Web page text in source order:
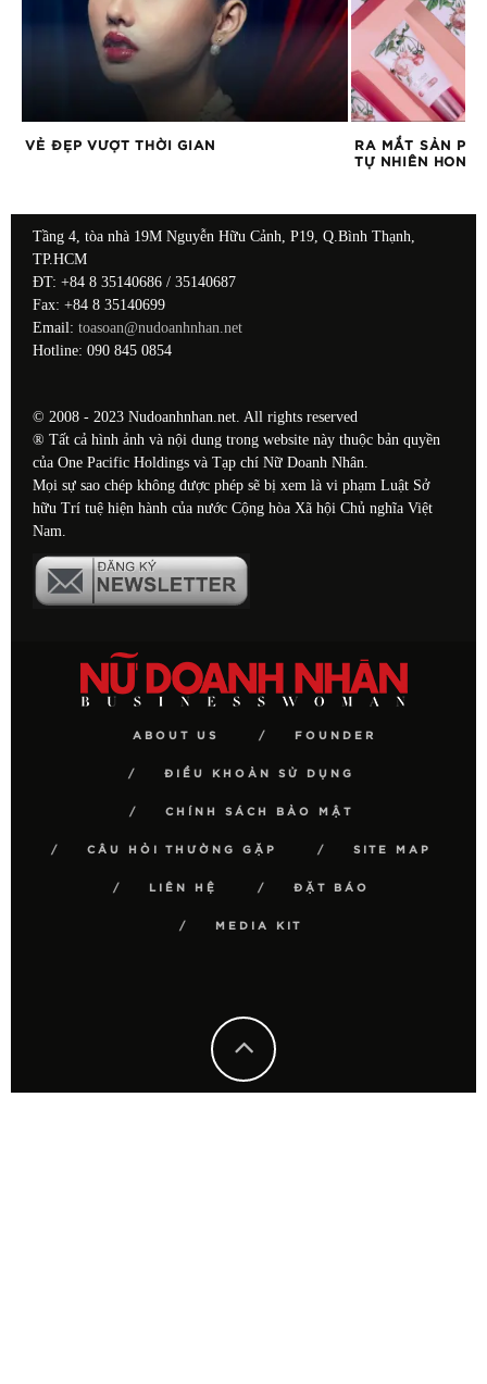
VẺ ĐẸP VƯỢT THỜI GIAN
RA MẮT SẢN
TỰ NHIÊN
Tầng 4, tòa nhà 19M Nguyễn Hữu Cảnh, P19, Q.Bình Thạnh,
TP.HCM
ĐT: +84 8 35140686 / 35140687
Fax: +84 8 35140699
Email: toasoan@nudoanhnhan.net
Hotline: 090 845 0854
© 2008 - 2023 Nudoanhnhan.net. All rights reserved
® Tất cả hình ảnh và nội dung trong website này thuộc bản quyền
của One Pacific Holdings và Tạp chí Nữ Doanh Nhân.
Mọi sự sao chép không được phép sẽ bị xem là vi phạm Luật Sở
hữu Trí tuệ hiện hành của nước Cộng hòa Xã hội Chủ nghĩa Việt
Nam.
ABOUT US FOUNDER
ĐIỀU KHOẢN SỬ DỤNG
CHÍNH SÁCH BẢO MẬT
CÂU HỎI THƯỜNG GẶP SITE MAP
LIÊN HỆ ĐẶT BÁO
MEDIA KIT